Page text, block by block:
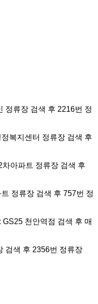
정류장 검색 후 2216번 정
복지센터 정류장 검색 후
차아파트 정류장 검색 후
정류장 검색 후 757번 정
: GS25 천안역점 검색 후 매
검색 후 2356번 정류장